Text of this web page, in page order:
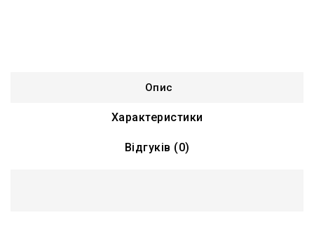
Опис
Характеристики
Відгуків (0)